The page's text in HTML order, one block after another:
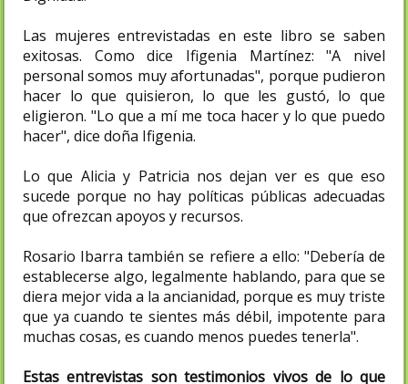
Las mujeres entrevistadas en este libro se saben
exitosas. Como dice Ifigenia Martínez: "A nivel
personal somos muy afortunadas", porque pudieron
hacer lo que quisieron, lo que les gustó, lo que
eligieron. "Lo que a mí me toca hacer y lo que puedo
hacer", dice doña Ifigenia.
Lo que Alicia y Patricia nos dejan ver es que eso
sucede porque no hay políticas públicas adecuadas
que ofrezcan apoyos y recursos.
Rosario Ibarra también se refiere a ello: "Debería de
establecerse algo, legalmente hablando, para que se
diera mejor vida a la ancianidad, porque es muy triste
que ya cuando te sientes más débil, impotente para
muchas cosas, es cuando menos puedes tenerla".
Estas entrevistas son testimonios vivos de lo que